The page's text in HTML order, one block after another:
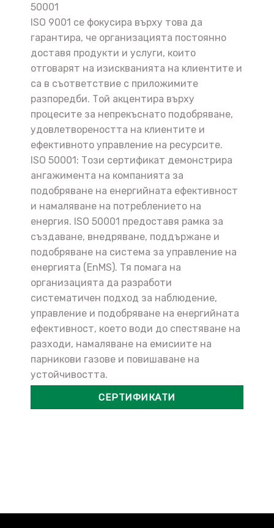
50001
ISO 9001 се фокусира върху това да
гарантира, че организацията постоянно
доставя продукти и услуги, които
отговарят на изискванията на клиентите и
са в съответствие с приложимите
разпоредби. Той акцентира върху
процесите за непрекъснато подобряване,
удовлетвореността на клиентите и
ефективното управление на ресурсите.
ISO 50001: Този сертификат демонстрира
ангажимента на компанията за
подобряване на енергийната ефективност
и намаляване на потреблението на
енергия. ISO 50001 предоставя рамка за
създаване, внедряване, поддържане и
подобряване на система за управление на
енергията (EnMS). Тя помага на
организацията да разработи
систематичен подход за наблюдение,
управление и подобряване на енергийната
ефективност, което води до спестяване на
разходи, намаляване на емисиите на
парникови газове и повишаване на
устойчивостта.
СЕРТИФИКАТИ